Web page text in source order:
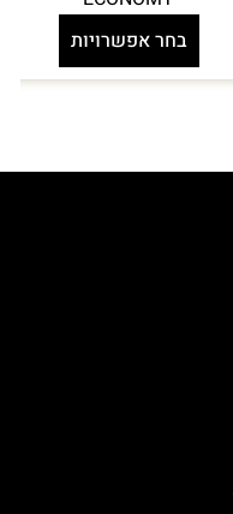
בחר אפשרויות